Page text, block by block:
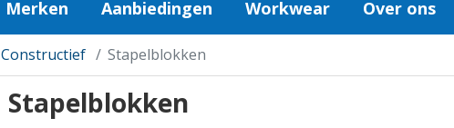
Merken Aanbiedingen Workwear Over ons
Constructief Stapelblokken
Stapelblokken